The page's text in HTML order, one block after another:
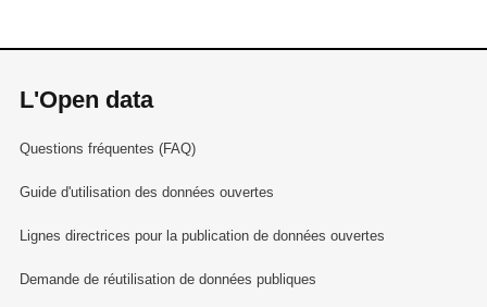
L'Open data
Questions fréquentes (FAQ)
Guide d'utilisation des données ouvertes
Lignes directrices pour la publication de données ouvertes
Demande de réutilisation de données publiques